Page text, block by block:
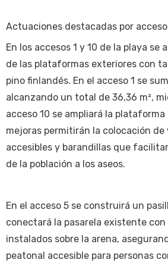
Actuaciones destacadas por acceso
En los accesos 1 y 10 de la playa se
de las plataformas exteriores con
pino finlandés. En el acceso 1 se
alcanzando un total de 36,36 m²,
acceso 10 se ampliará la plataforma
mejoras permitirán la colocación de
accesibles y barandillas que
de la población a los aseos.
En el acceso 5 se construirá un
conectará la pasarela existente con
instalados sobre la arena,
peatonal accesible para personas